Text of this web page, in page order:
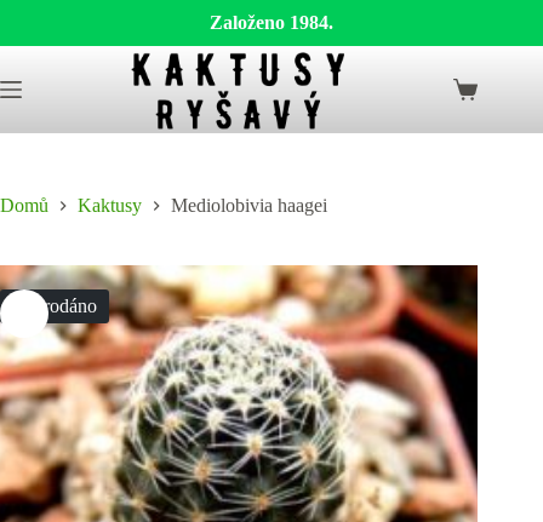
Založeno 1984.
to
content
Shopping
Domů Kaktusy Mediolobivia haagei
Vyprodáno